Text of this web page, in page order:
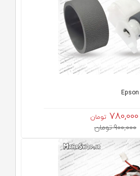
780,000 تومان
900,000 تومان